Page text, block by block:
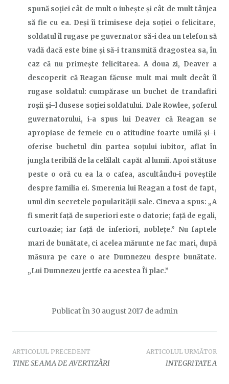
spună soției cât de mult o iubește și cât de mult tânjea
să fie cu ea. Deșiîi trimisese deja soției o felicitare,
soldatulîl rugase pe guvernator să-i dea un telefon să
vadă dacă este bine și să-i transmită dragostea sa, în
caz că nu primește felicitarea. A doua zi, Deaver a
descoperit că Reagan făcuse mult mai mult decâtîl
rugase soldatul: cumpăraseun buchet de trandafiri
roșii și–l dusese soției soldatului. Dale Rowlee, șoferul
guvernatorului, i-a spus lui Deaver că Reagan se
apropiase de femeie cu o atitudine foarte umilă și–i
oferise buchetul din partea soțului iubitor, aflat în
junglateribilă de la celălalt capăt al lumii. Apoi stătuse
peste o oră cu ea la o cafea, ascultându-i poveștile
despre familia ei. Smerenia lui Reagan a fost de fapt,
unul din secretele popularității sale. Cineva a spus: „A
fi smeritfață de superiori este o datorie; față de egali,
curtoazie;iar față de inferiori, noblețe.” Nu faptele
mari de bunătate, ci acelea mărunte ne fac mari, după
măsura pe care o are Dumnezeu despre bunătate.
„Lui Dumnezeu jertfe ca acestea Îi plac.”
Publicat în 30 august 2017de admin
Navigare
ARTICOLUL PRECEDENT
TINE SEAMA DE AVERTIZĂRI
ARTICOLUL URMĂTOR
INTEGRITATEA